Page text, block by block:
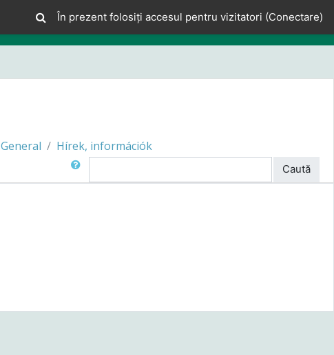
În prezent folosiți accesul pentru vizitatori (Conectare)
General Hírek, információk
Caută în Forum
Caută